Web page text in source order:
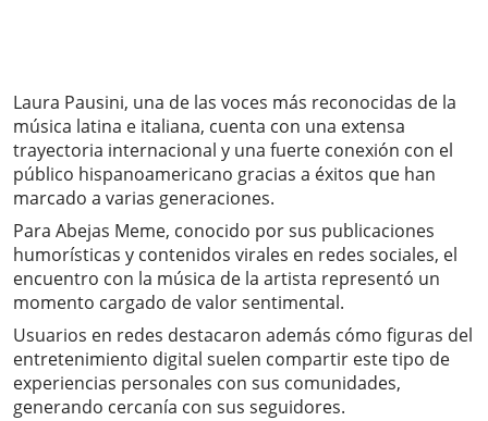
Laura Pausini, una de las voces más reconocidas de la
música latina e italiana, cuenta con una extensa
trayectoria internacional y una fuerte conexión con el
público hispanoamericano gracias a éxitos que han
marcado a varias generaciones.
Para Abejas Meme, conocido por sus publicaciones
humorísticas y contenidos virales en redes sociales, el
encuentro con la música de la artista representó un
momento cargado de valor sentimental.
Usuarios en redes destacaron además cómo figuras del
entretenimiento digital suelen compartir este tipo de
experiencias personales con sus comunidades,
generando cercanía con sus seguidores.